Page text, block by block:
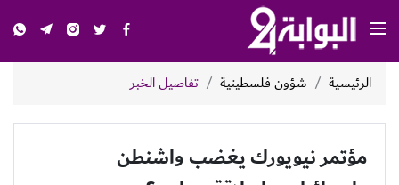
الرئيسية شؤون فلسطينية تفاصيل الخبر
مؤتمر نيويورك يغضب واشنطن